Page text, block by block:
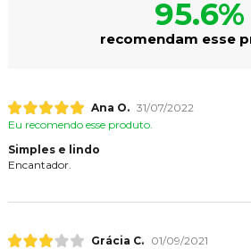
95.6%
recomendam esse
Ana O. 31/07/2022
Eu recomendo esse produto.
Simples e lindo
Encantador.
Grácia C.
01/09/2021